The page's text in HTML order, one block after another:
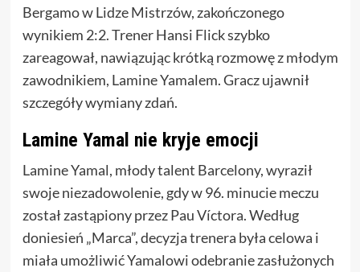
Bergamo w Lidze Mistrzów, zakończonego
wynikiem 2:2. Trener Hansi Flick szybko
zareagował, nawiązując krótką rozmowę z młodym
zawodnikiem, Lamine Yamalem. Gracz ujawnił
szczegóły wymiany zdań.
Lamine Yamal nie kryje emocji
Lamine Yamal, młody talent Barcelony, wyraził
swoje niezadowolenie, gdy w 96. minucie meczu
został zastąpiony przez Pau Víctora. Według
doniesień „Marca”, decyzja trenera była celowa i
miała umożliwić Yamalowi odebranie zasłużonych